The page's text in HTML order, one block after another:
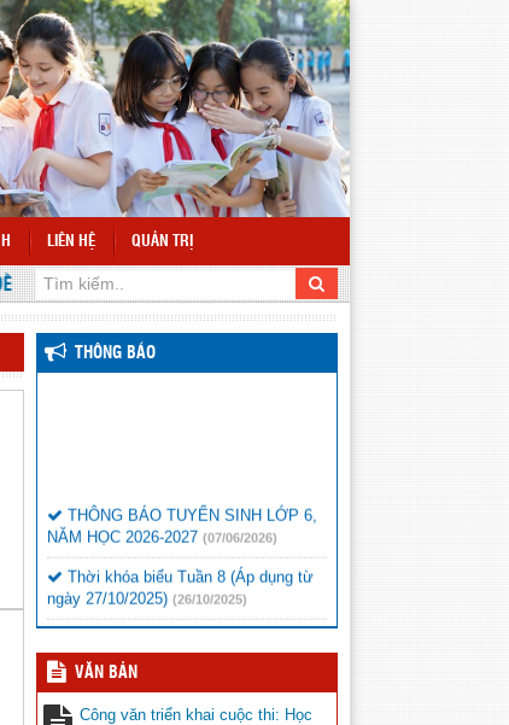
LIÊN HỆ QUẢN TRỊ
WEBSITE TRƯỜNG THCS NÂM N'ĐIR
THÔNG BÁO
NĂM HỌC 2026-2027 (07/06/2026)
Thời khóa biểu Tuần 8 (Áp dụng từ
ngày 27/10/2025)
(26/10/2025)
VĂN BẢN
Công văn triển khai cuộc thi: Học